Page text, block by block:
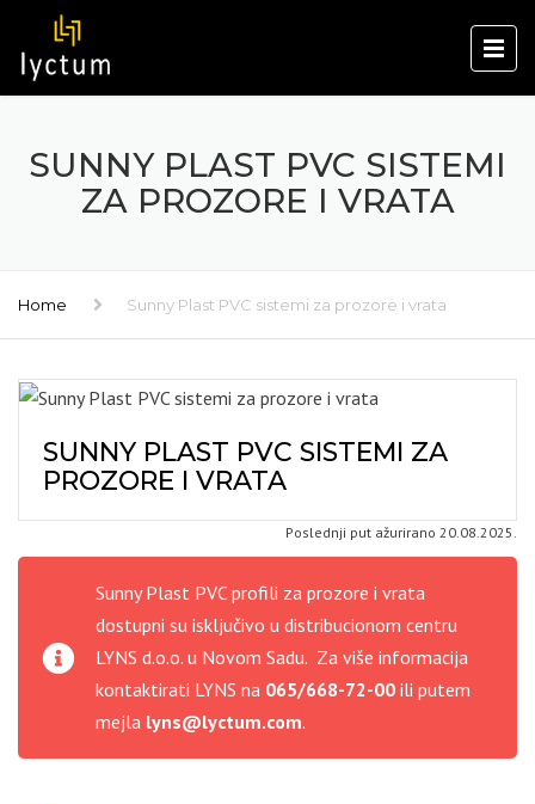
SUNNY PLAST PVC SISTEMI
ZA PROZORE I VRATA
Home Sunny Plast PVC sistemi za prozore i vrata
SUNNY PLAST PVC SISTEMI ZA
PROZORE I VRATA
Poslednji put ažurirano 20.08.2025.
Sunny Plast PVC profili za prozore i vrata
dostupni su isključivo u distribucionom centru
LYNS d.o.o. u Novom Sadu. Za više informacija
kontaktirati LYNS na 065/668-72-00 ili putem
mejla lyns@lyctum.com.